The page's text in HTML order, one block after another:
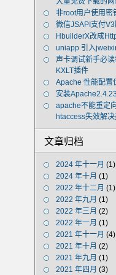
非root用户使用密
微信JSAPI支付
HbuilderX改成
uniapp 引入
声卡调试新手必
KXLT插件
Apache 性能配置
安装
apache不能重定
htaccess失效解
文章归档
2024 年十一月 (1)
2024 年十月 (1)
2022 年十二月 (1)
2022 年九月 (1)
2022 年三月 (2)
2022 年一月 (1)
2021 年十一月 (4)
2021 年十月 (2)
2021 年九月 (1)
2021 年四月 (3)